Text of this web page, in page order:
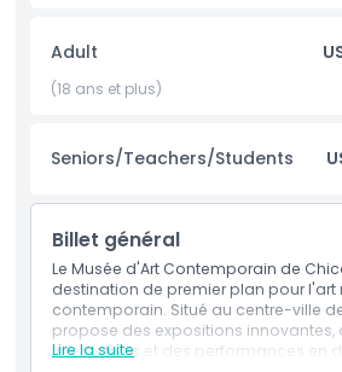
conférences d'artistes et des
interactifs conçus pour
conversation. Parmi les points forts
MAC proposant une cuisine locale
remplie d'articles inspirés par l'art.
Chicago offre un parcours inspirant
paysage créatif d'aujourd'hui.
Points forts
Adult
(18 ans et plus)
Seniors/Teachers/Students
Billet général
Le Musée d'Art Contemporain de
destination de premier plan pour l'art
contemporain. Situé au centre-ville
propose des expositions innovantes,
interactives et des performances en
Lire la suite